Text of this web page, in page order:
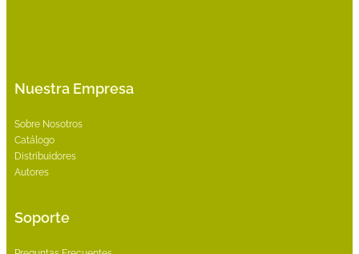
Nuestra Empresa
Sobre Nosotros
Catálogo
Distribuidores
Autores
Soporte